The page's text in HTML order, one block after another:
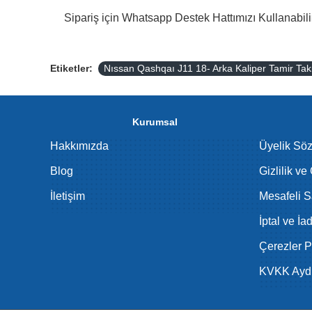
Sipariş için Whatsapp Destek Hattımızı
Etiketler: Nıssan Qashqaı J11 18- Arka Kaliper Tamir
Kurumsal
Hakkımızda
Blog
İletişim
Üyelik
Gizlilik ve
Mesafeli
İptal ve
Çerezler
KVKK